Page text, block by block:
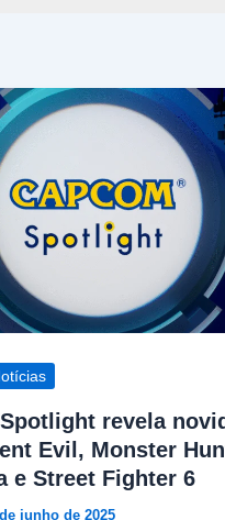
revela
Evil, Monster
e Street Fighter 6
junho de 2025